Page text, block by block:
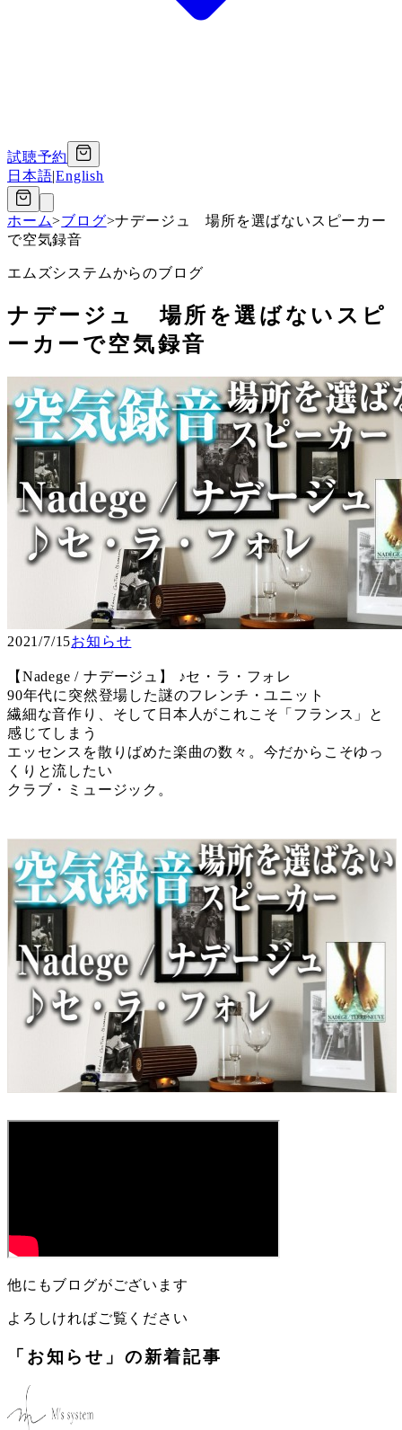
試聴予約
日本語|English
ホーム>ブログ>ナデージュ 場所を選ばないスピーカー
で空気録音
エムズシステムからのブログ
ナデージュ 場所を選ばないスピ
ーカーで空気録音
2021/7/15お知らせ
【Nadege / ナデージュ】 ♪セ・ラ・フォレ
90年代に突然登場した謎のフレンチ・ユニット
繊細な音作り、そして日本人がこれこそ「フランス」と
感じてしまう
エッセンスを散りばめた楽曲の数々。今だからこそゆっ
くりと流したい
クラブ・ミュージック。
他にもブログがございます
よろしければご覧ください
「お知らせ」の新着記事